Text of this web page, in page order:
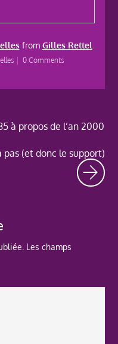
from Gilles Rettel
| 0 Comments
à propos de l’an 2000
(et donc le support)
Les champs